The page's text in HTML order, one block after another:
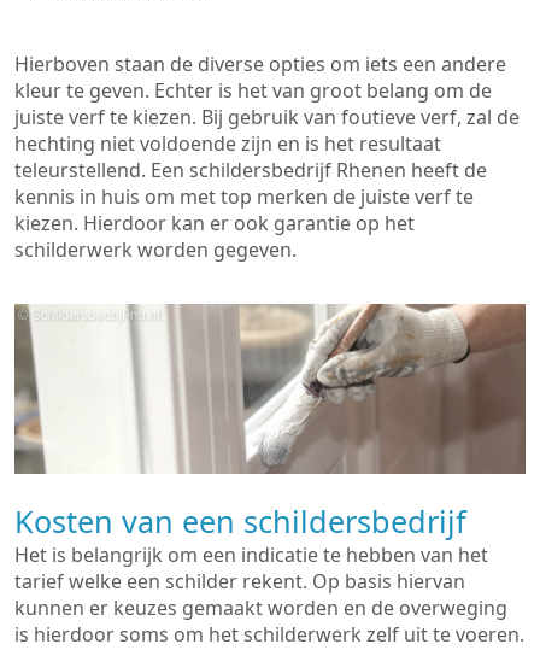
Hierboven staan de diverse opties om iets een andere
kleur te geven. Echter is het van groot belang om de
juiste verf te kiezen. Bij gebruik van foutieve verf, zal de
hechting niet voldoende zijn en is het resultaat
teleurstellend. Een schildersbedrijf Rhenen heeft de
kennis in huis om met top merken de juiste verf te
kiezen. Hierdoor kan er ook garantie op het
schilderwerk worden gegeven.
Kosten van een schildersbedrijf
Het is belangrijk om een indicatie te hebben van het
tarief welke een schilder rekent. Op basis hiervan
kunnen er keuzes gemaakt worden en de overweging
is hierdoor soms om het schilderwerk zelf uit te voeren.